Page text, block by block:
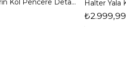
Dökümlü Pelerin Kol Pencere Detaylı Maxi Siyah Arlev Kadın Elbise 26Y511
₺2.999,99